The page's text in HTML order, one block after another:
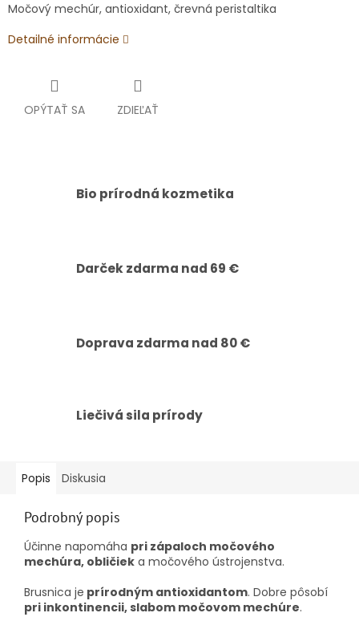
Močový mechúr, antioxidant, črevná peristaltika
Detailné informácie
OPÝTAŤ SA ZDIEĽAŤ
Bio prírodná kozmetika
Darček zdarma nad 69 €
Doprava zdarma nad 80 €
Liečivá sila prírody
Popis Diskusia
Podrobný popis
Účinne napomáha pri zápaloch močového
mechúra, obličiek a močového ústrojenstva.
Brusnica je prírodným antioxidantom. Dobre pôsobí
pri inkontinencii, slabom močovom mechúre.